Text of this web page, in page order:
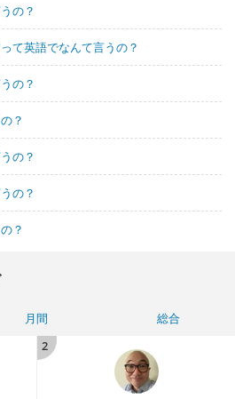
の？
て英語でなんて言うの？
の？
？
の？
の？
？
月間
総合
2